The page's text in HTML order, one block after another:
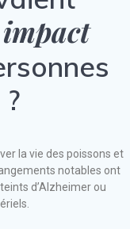
la vie des poissons et
notables ont
d’Alzheimer ou